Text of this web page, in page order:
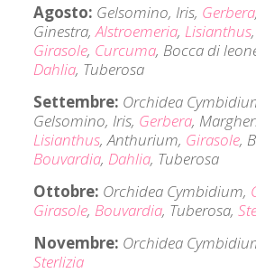
Agosto: Gelsomino, Iris, Gerbera
Ginestra,Alstroemeria, Lisianthus
Girasole, Curcuma, Bocca di
Dahlia, Tuberosa
Settembre: Orchidea
Gelsomino, Iris, Gerbera,
Lisianthus, Anthurium, Girasole,
Bouvardia, Dahlia, Tuberosa
Ottobre: Orchidea Cymbidium,
Girasole, Bouvardia, Tuberosa,
Novembre: Orchidea
Sterlizia